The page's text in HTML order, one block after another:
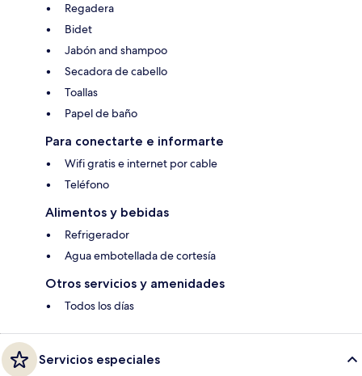
Regadera
Bidet
Jabón and shampoo
Secadora de cabello
Toallas
Papel de baño
Para conectarte e informarte
Wifi gratis e internet por cable
Teléfono
Alimentos y bebidas
Refrigerador
Agua embotellada de cortesía
Otros servicios y amenidades
Todos los días
Servicios especiales